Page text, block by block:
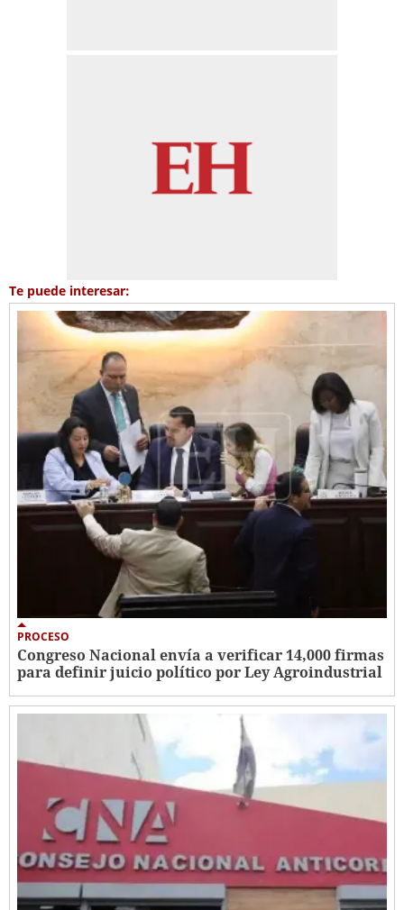
Te puede interesar:
PROCESO
Congreso Nacional envía a verificar 14,000 firmas
para definir juicio político por Ley Agroindustrial